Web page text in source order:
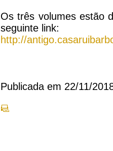
Os três volumes estão
seguinte link:
http://
Publicada em 22/11/